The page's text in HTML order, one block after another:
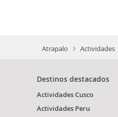
Atrapalo Actividades
Destinos destacados
Actividades Cusco
Actividades Peru